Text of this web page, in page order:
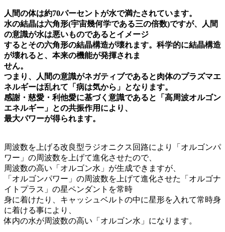
人間の体は約70パーセントが水で満たされています。
水の結晶は六角形(宇宙幾何学である三の倍数)ですが、人間
の意識が水は悪いものであるとイメージ
するとその六角形の結晶構造が壊れます。科学的に結晶構造
が壊れると、本来の機能が発揮されま
せん。
つまり、人間の意識がネガティブであると肉体のプラズマエ
ネルギーは乱れて「病は気から」となります。
感謝・慈愛・利他愛に基づく意識であると「高周波オルゴン
エネルギー」との共振作用により、
最大パワーが得られます。
周波数を上げる改良型ラジオニクス回路により「オルゴンパ
ワー」の周波数を上げて進化させたので、
周波数の高い「オルゴン水」が生成できますが、
「オルゴンパワー」の周波数を上げて進化させた「オルゴナ
イトプラス」の星ペンダントを常時
身に着けたり、キャッシュベルトの中に星形を入れて常時身
に着ける事により、
体内の水が周波数の高い「オルゴン水」になります。